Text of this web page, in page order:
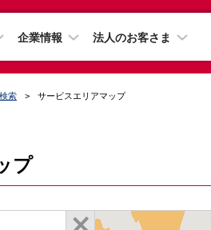
企業情報 法人のお客さま
索 サービスエリアマップ
プ